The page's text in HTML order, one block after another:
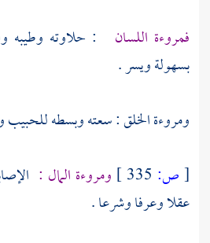
فمروءة اللسان
: حلاوته وطيبه
بسهولة ويسر .
ومروءة الخلق : سعته وبسطه
[ص: ومروءة المال :
عقلا وعرفا وشرعا .